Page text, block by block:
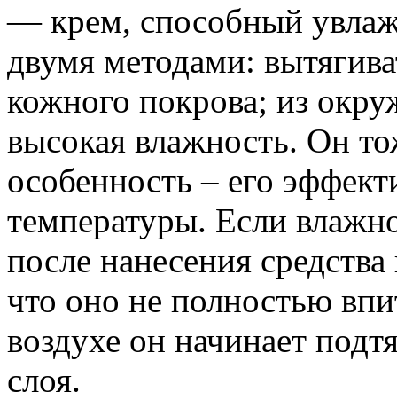
— крем, способный
двумя методами:
кожного покрова; из
высокая влажность. Он
особенность – его
температуры. Если
после нанесения
что оно не полностью
воздухе он начинает
слоя.